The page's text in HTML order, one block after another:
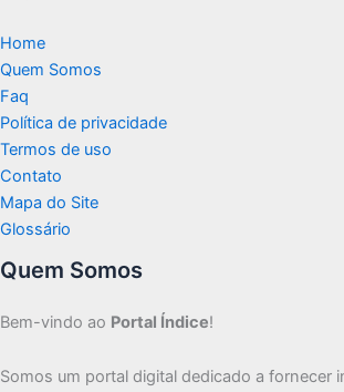
Home
Quem Somos
Faq
Política de privacidade
Termos de uso
Contato
Mapa do Site
Glossário
Quem Somos
Bem-vindo ao Portal Índice!
Somos um portal digital dedicado a fornecer